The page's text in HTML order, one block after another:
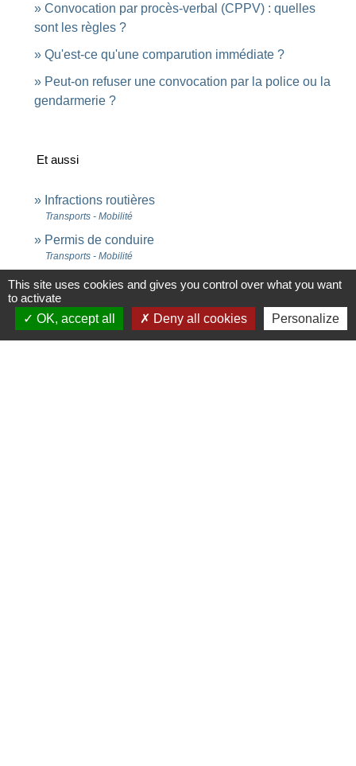
Convocation par procès-verbal (CPPV) : quelles
sont les règles ?
Qu'est-ce qu'une comparution immédiate ?
Peut-on refuser une convocation par la police ou la
gendarmerie ?
Et aussi
Infractions routières
Transports - Mobilité
Permis de conduire
Transports - Mobilité
Déroulement d'une affaire devant le tribunal
correctionnel
Justice
This site uses cookies and gives you control over what you want
to activate
OK, accept all
Deny all cookies Personalize